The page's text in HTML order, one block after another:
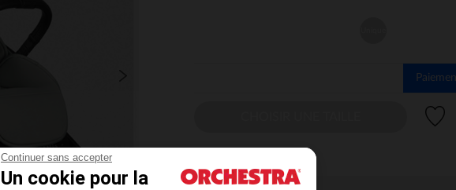
Continuer sans accepter
Un cookie pour la